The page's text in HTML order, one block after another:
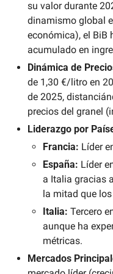
su valor durante
dinamismo global
económica), el BiB
acumulado en
Dinámica de
de 1,30 €/litro en
de 2025,
precios del granel
Liderazgo por
Francia: Líder
España: Líder
a Italia gracias
la mitad que
Italia: Tercero
aunque ha
métricas.
Mercados